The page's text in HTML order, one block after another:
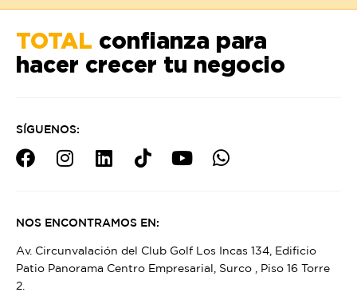
TOTAL confianza para
hacer crecer tu negocio
SÍGUENOS:
NOS ENCONTRAMOS EN:
Av. Circunvalación del Club Golf Los Incas 134, Edificio
Patio Panorama Centro Empresarial, Surco , Piso 16 Torre
2.